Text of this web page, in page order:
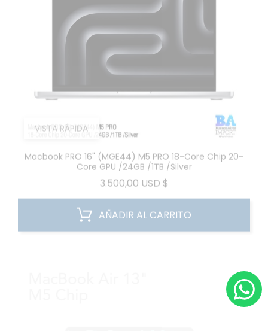
Macbook PRO 16" (MGE44) M5 PRO 18-Core Chip 20-
Core GPU /24GB /1TB /Silver
3.500,00 USD $
AÑADIR AL CARRITO